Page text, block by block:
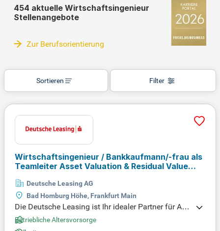
454 aktuelle Wirtschaftsingenieur
Stellenangebote
Zur Berufsorientierung
Filter
Sortieren
Wirtschaftsingenieur / Bankkaufmann/-frau als
Teamleiter Asset Valuation & Residual Value
Industrieanlagen-Leasing
Deutsche Leasing AG
Bad Homburg Höhe, Frankfurt Main
Die Deutsche Leasing ist Ihr idealer Partner für Ass
et-Finance im deutschen Mittelstand. Als Marktfüh
rer unterstützen wir die digitale und klimafreundlic
Betriebliche Altersvorsorge